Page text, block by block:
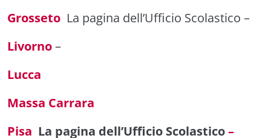
Grosseto La pagina dell’Ufficio Scolastico –
Livorno–
Lucca
Massa Carrara
Pisa La pagina dell’Ufficio Scolastico–